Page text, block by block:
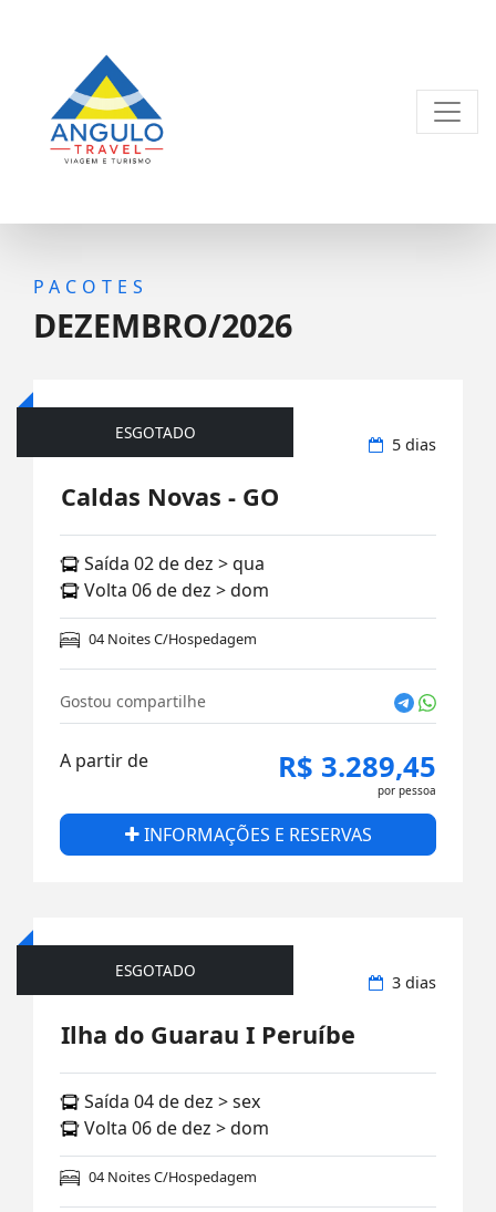
PACOTES
DEZEMBRO/2026
ESGOTADO
Rodoviário 5 dias
Caldas Novas - GO
Saída 02 de dez > qua
Volta 06 de dez > dom
04 Noites C/Hospedagem
Gostou compartilhe
A partir de R$ 3.289,45
por pessoa
INFORMAÇÕES E RESERVAS
ESGOTADO
Rodoviário 3 dias
Ilha do Guarau I Peruíbe
Saída 04 de dez > sex
Volta 06 de dez > dom
04 Noites C/Hospedagem